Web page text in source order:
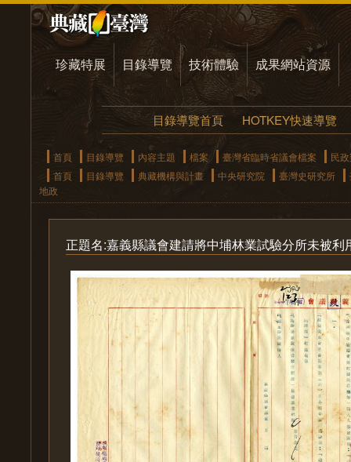
珍藏特展 目錄導覽 技術體驗 成果網站資源
目錄導覽首頁 HOTKEY快速導覽
首頁 目錄導覽 內容主題 檔案 臺灣省臨時省議會檔案
民
首頁
目錄導覽 典藏機構與計畫 中央研究院 臺灣史研究所
地政
正題名:嘉義縣議會建請將中埔林業試驗分所未被利